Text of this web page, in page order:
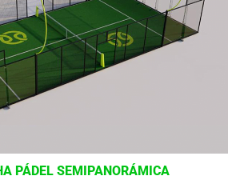
PÁDEL SEMIPANORÁMICA